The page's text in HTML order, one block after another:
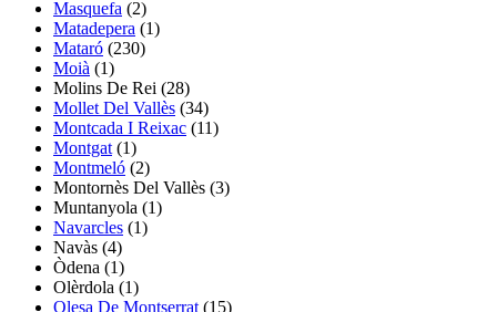
Masquefa (2)
Matadepera (1)
Mataró (230)
Moià (1)
Molins De Rei (28)
Mollet Del Vallès (34)
Montcada I Reixac (11)
Montgat (1)
Montmeló (2)
Montornès Del Vallès (3)
Muntanyola (1)
Navarcles (1)
Navàs (4)
Òdena (1)
Olèrdola (1)
Olesa De Montserrat (15)